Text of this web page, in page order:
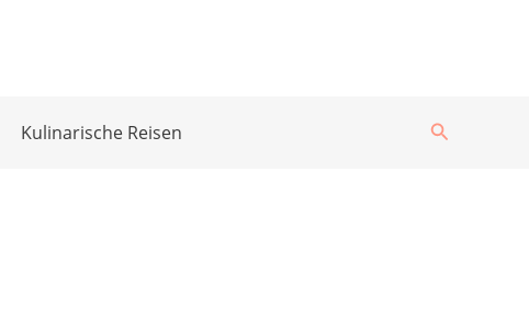
Kulinarische Reisen Suchen